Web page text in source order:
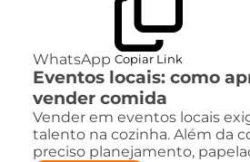
WhatsApp Copiar Link
Eventos locais: como
vender comida
Vender em eventos locais
talento na cozinha. Além da
preciso planejamento,